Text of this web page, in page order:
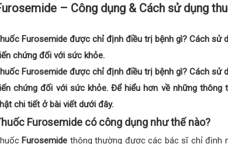
– Công dụng & Cách sử dụng
Furosemide được chỉ định điều trị bệnh gì? Cách sử
chứng đối với sức khỏe.
Furosemide được chỉ định điều trị bệnh gì? Cách sử
chứng đối với sức khỏe. Để hiểu hơn về những
chi tiết ở bài viết dưới đây.
Furosemide có công dụng như thế nào?
Furosemide thông thường được các bác sĩ chỉ định